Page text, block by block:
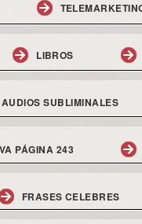
LIBROS
AUDIOS SUBLIMINALES
PÁGINA 243
FRASES CELEBRES